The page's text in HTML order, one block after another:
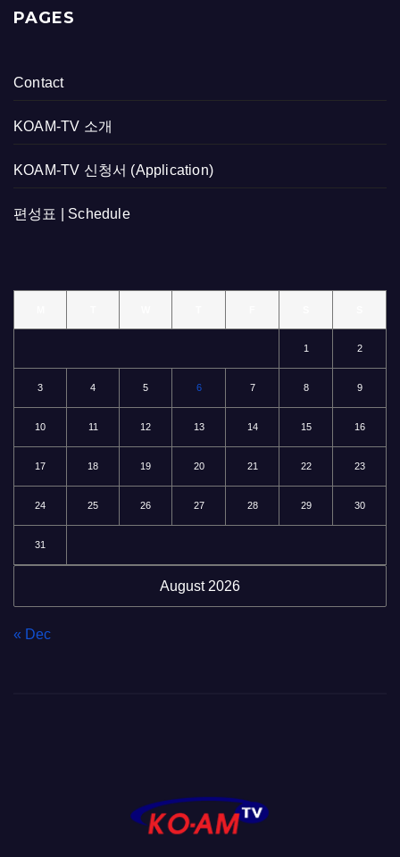
PAGES
Contact
KOAM-TV 소개
KOAM-TV 신청서 (Application)
편성표 | Schedule
August 2026
1 2
3 4 5 6 7 8 9
10 11 12 13 14 15 16
17 18 19 20 21 22 23
24 25 26 27 28 29 30
31
« Dec